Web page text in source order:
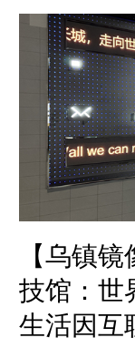
本次2023年世
中。
【乌镇
技馆：世
生活因互